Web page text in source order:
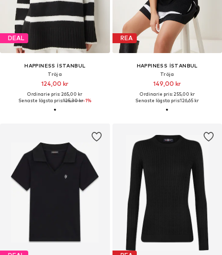
DEAL
HAPPINESS İSTANBUL
Tröja
124,00 kr
Ordinarie pris: 265,00 kr
Senaste lägsta pris:125,30 kr-1%
REA
HAPPINESS İSTANBUL
Tröja
149,00 kr
Ordinarie pris: 255,00 kr
Senaste lägsta pris:126,65 kr